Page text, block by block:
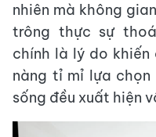
nhiên mà không
trông thực sự
chính là lý do
nàng tỉ mỉ lựa
sống đều xuất hiện